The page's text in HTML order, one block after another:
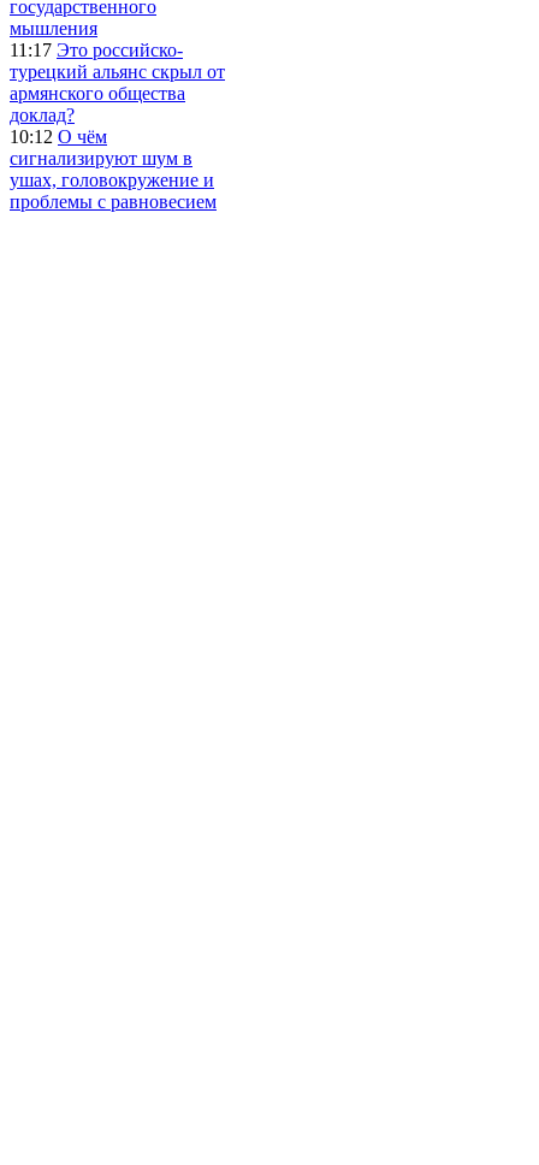
государственного
мышления
11:17 Это российско-
турецкий альянс скрыл от
армянского общества
доклад?
10:12 О чём
сигнализируют шум в
ушах, головокружение и
проблемы с равновесием